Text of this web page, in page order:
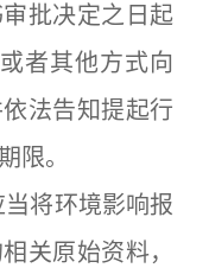
批决定之日起
者其他方式向
法告知提起行
限。
将环境影响报
关原始资料，